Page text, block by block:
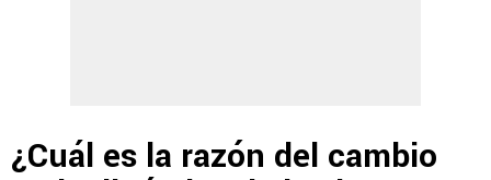
¿Cuál es la razón del cambio